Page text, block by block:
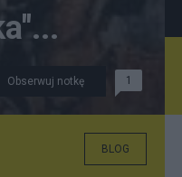
Obserwuj notkę 1
BLOG